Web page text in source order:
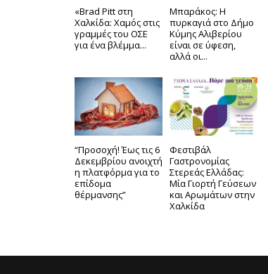
«Brad Pitt στη
Χαλκίδα: Χαμός στις
γραμμές του ΟΣΕ
για ένα βλέμμα...
Μπαράκος: Η
πυρκαγιά στο Δήμο
Κύμης Αλιβερίου
είναι σε ύφεση,
αλλά οι...
“Προσοχή! Έως τις 6
Δεκεμβρίου ανοιχτή
η πλατφόρμα για το
επίδομα
θέρμανσης”
Φεστιβάλ
Γαστρονομίας
Στερεάς Ελλάδας:
Μία Γιορτή Γεύσεων
και Αρωμάτων στην
Χαλκίδα